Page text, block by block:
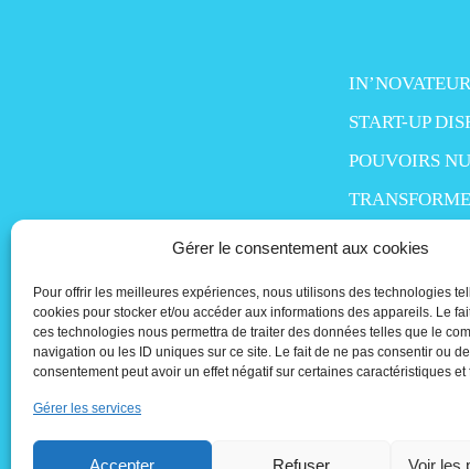
Gérer le consentement aux cookies
Pour offrir les meilleures expériences, nous utilisons des technologies
cookies pour stocker et/ou accéder aux informations des appareils. Le
ces technologies nous permettra de traiter des données telles que le
navigation ou les ID uniques sur ce site. Le fait de ne pas consentir ou
consentement peut avoir un effet négatif sur certaines caractéristiques et
Gérer les services
Accepter Refuser Voir les
START-UP
POUVOIRS
SMART LIFE
PEOPLE IN